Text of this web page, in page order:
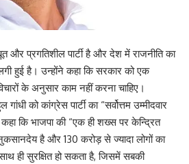
और प्रगतिशील पार्टी है और देश में राजनीति का
हुई है। उन्होंने कहा कि सरकार को एक
के अनुसार काम नहीं करना चाहिए।
को कांग्रेस पार्टी का “सर्वोत्तम उम्मीदवार
कि भाजपा की “एक ही शख्स पर केन्द्रित
है और 130 करोड़ से ज्यादा लोगों का
ही सुरक्षित हो सकता है, जिसमें सबकी